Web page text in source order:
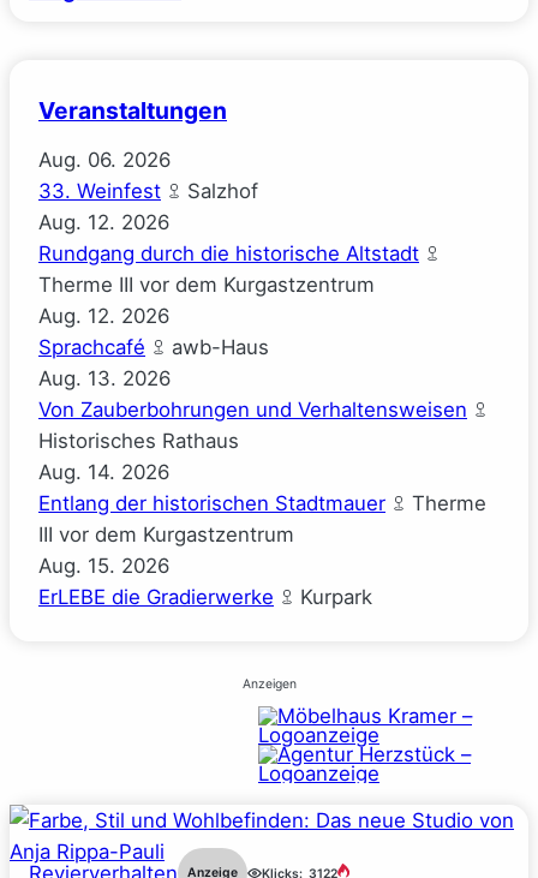
Veranstaltungen
Aug. 06. 2026
33. Weinfest
Salzhof
Aug. 12. 2026
Rundgang durch die historische Altstadt
Therme III vor dem Kurgastzentrum
Aug. 12. 2026
Sprachcafé
awb-Haus
Aug. 13. 2026
Von Zauberbohrungen und Verhaltensweisen
Historisches Rathaus
Aug. 14. 2026
Entlang der historischen Stadtmauer
Therme
III vor dem Kurgastzentrum
Aug. 15. 2026
ErLEBE die Gradierwerke
Kurpark
Anzeigen
Revierverhalten Anzeige Klicks: 3122